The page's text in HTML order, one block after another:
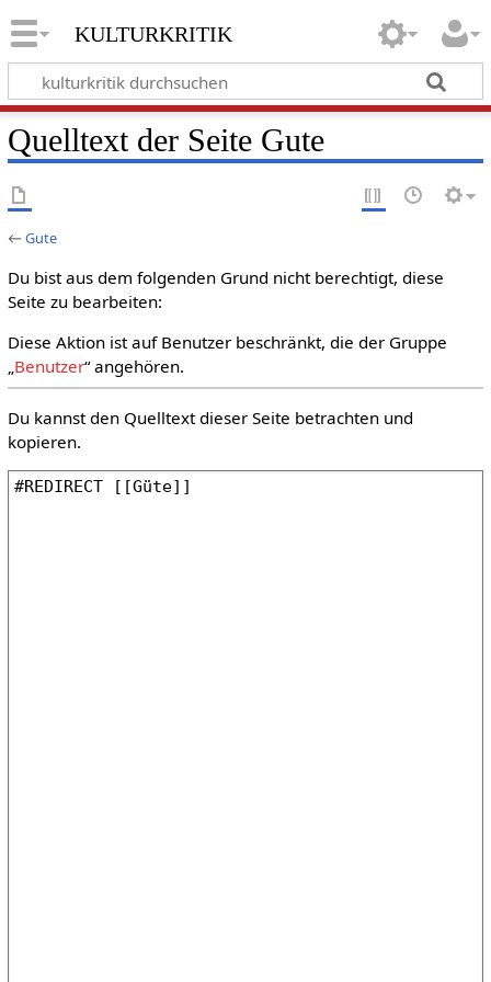
kulturkritik
Quelltext der Seite Gute
←Gute
Du bist aus dem folgenden Grund nicht berechtigt, diese
Seite zu bearbeiten:
Diese Aktion ist auf Benutzer beschränkt, die der Gruppe
„Benutzer“ angehören.
Du kannst den Quelltext dieser Seite betrachten und
kopieren.